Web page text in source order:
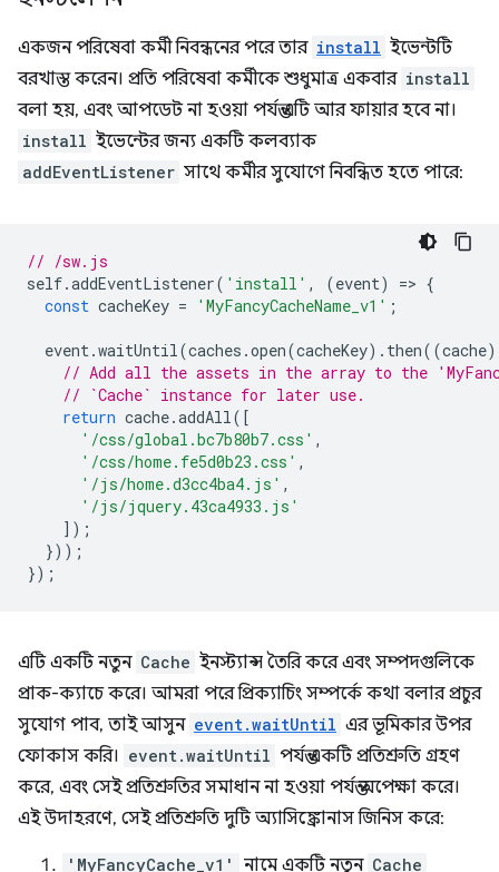
একজন পরিষেবা কর্মী নিবন্ধনের পরে তার install ইভেন্টটি
বরখাস্ত করেন। প্রতি পরিষেবা কর্মীকে শুধুমাত্র একবার install
বলা হয়, এবং আপডেট না হওয়া পর্যন্ত এটি আর ফায়ার হবে না।
install ইভেন্টের জন্য একটি কলব্যাক
addEventListener সাথে কর্মীর সুযোগে নিবন্ধিত হতে পারে:
// /sw.js
self.addEventListener( 'install' , (event) => {
const cacheKey = 'MyFancyCacheName_v1' ;
event.waitUntil(caches .open(cacheKey). then((cache)
// Add all the assets in the array to the
// `Cache` instance for later use.
return cache.addAll([
'/css/global.bc7b80b7.css' ,
'/css/home.fe5d0b23.css' ,
'/js/home.d3cc4ba4.js' ,
'/js/jquery.43ca4933.js'
]);
}));
});
এটি একটি নতুন Cache ইনস্ট্যান্স তৈরি করে এবং সম্পদগুলিকে
প্রাক-ক্যাচে করে। আমরা পরে প্রিক্যাচিং সম্পর্কে কথা বলার প্রচুর
সুযোগ পাব, তাই আসুন event.waitUntil এর ভূমিকার উপর
ফোকাস করি। event.waitUntil পর্যন্ত একটি প্রতিশ্রুতি গ্রহণ
করে, এবং সেই প্রতিশ্রুতির সমাধান না হওয়া পর্যন্ত অপেক্ষা করে।
এই উদাহরণে, সেই প্রতিশ্রুতি দুটি অ্যাসিঙ্ক্রোনাস জিনিস করে:
'MyFancyCache_v1' নামে একটি নতুন Cache